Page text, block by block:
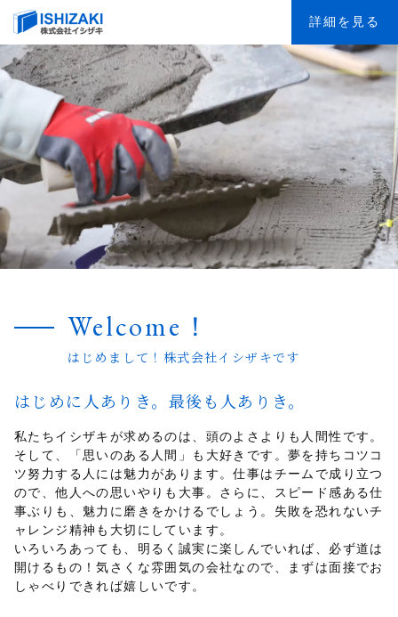
詳細を見る
Welcome！
はじめまして！株式会社イシザキです
はじめに人ありき。最後も人ありき。
私たちイシザキが求めるのは、頭のよさよりも人間性です。
そして、「思いのある人間」も大好きです。夢を持ちコツコ
ツ努力する人には魅力があります。仕事はチームで成り立つ
ので、他人への思いやりも大事。さらに、スピード感ある仕
事ぶりも、魅力に磨きをかけるでしょう。失敗を恐れないチ
ャレンジ精神も大切にしています。
いろいろあっても、明るく誠実に楽しんでいれば、必ず道は
開けるもの！気さくな雰囲気の会社なので、まずは面接でお
しゃべりできれば嬉しいです。